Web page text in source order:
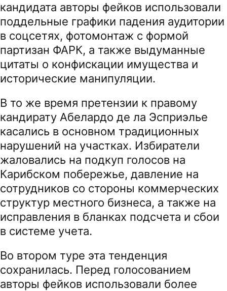
кандидата авторы фейков использовали
поддельные графики падения аудитории
в соцсетях, фотомонтаж с формой
партизан ФАРК, а также выдуманные
цитаты о конфискации имущества и
исторические манипуляции.
В то же время претензии к правому
кандирату Абелардо де ла Эсприэлье
касались в основном традиционных
нарушений на участках. Избиратели
жаловались на подкуп голосов на
Карибском побережье, давление на
сотрудников со стороны коммерческих
структур местного бизнеса, а также на
исправления в бланках подсчета и сбои
в системе учета.
Во втором туре эта тенденция
сохранилась. Перед голосованием
авторы фейков использовали более